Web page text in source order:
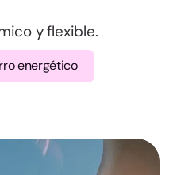
y flexible.
energético